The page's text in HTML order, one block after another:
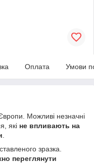
Оплата Умови
Можливі незначні
які не впливають на
зразка.
переглянути